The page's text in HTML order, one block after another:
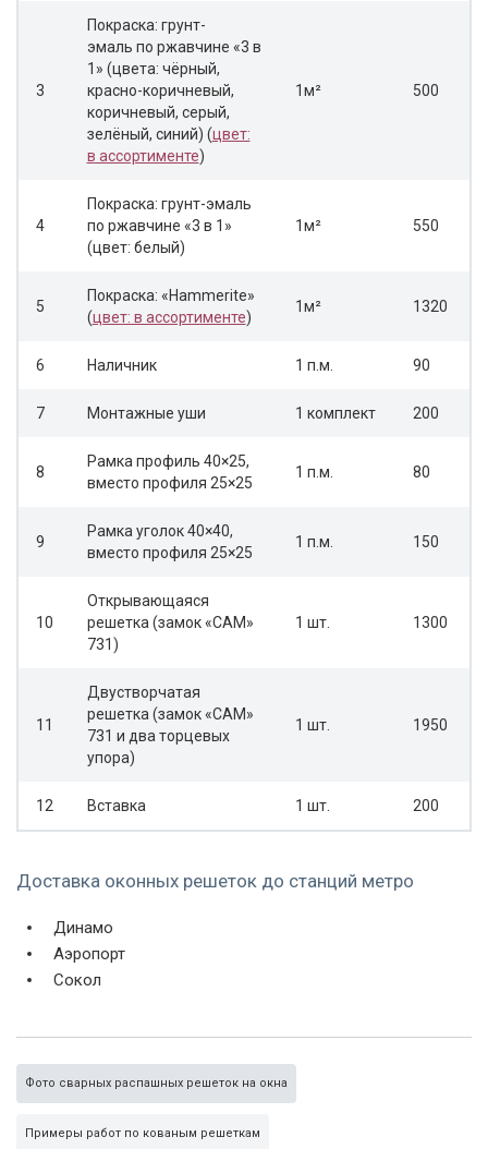
3
Покраска: грунт-
эмаль по ржавчине «3 в
1» (цвета: чёрный,
красно-коричневый,
коричневый, серый,
зелёный, синий) (цвет:
в ассортименте)
1м² 500
4
Покраска: грунт-эмаль
по ржавчине «3 в 1»
(цвет: белый)
1м² 550
5
Покраска: «Hammerite»
(цвет: в ассортименте)
1м² 1320
6 Наличник 1 п.м. 90
7 Монтажные уши 1 комплект 200
8
Рамка профиль 40×25,
вместо профиля 25×25
1 п.м. 80
9
Рамка уголок 40×40,
вместо профиля 25×25
1 п.м. 150
10
Открывающаяся
решетка (замок «САМ»
731)
1 шт. 1300
11
Двустворчатая
решетка (замок «САМ»
731 и два торцевых
упора)
1 шт. 1950
12 Вставка 1 шт. 200
Доставка оконных решеток до станций метро
Динамо
Аэропорт
Сокол
Фото сварных распашных решеток на окна
Примеры работ по кованым решеткам